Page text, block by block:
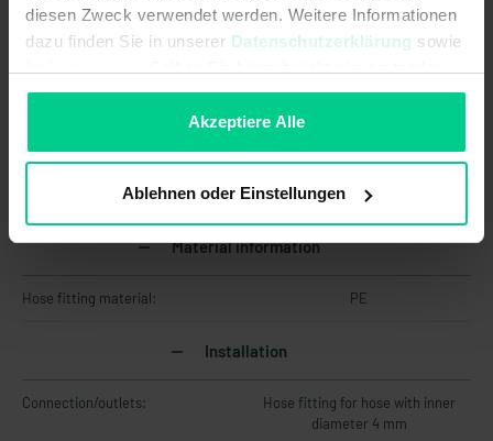
diesen Zweck verwendet werden. Weitere Informationen
dazu finden Sie in unserer Datenschutzerklärung sowie
sein, können Sie die Verwendung von Cookies hier
Akzeptiere Alle
Ablehnen oder Einstellungen
352SL2201
Properties
Included with delivery:
SL2
Material information
Hose fitting material: PE
Installation
Connection/outlets:
Hose fitting for hose with inner
diameter 4 mm